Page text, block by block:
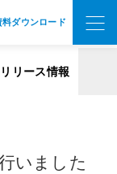
料ダウンロード
リース情報
いました